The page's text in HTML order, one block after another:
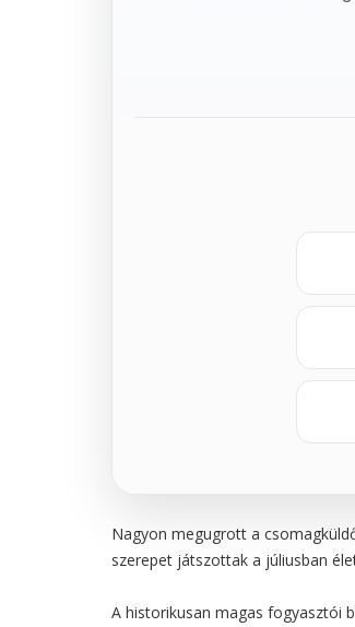
Nagyon megugrott a
szerepet játszottak a júliusban
A historikusan magas fogyasztói